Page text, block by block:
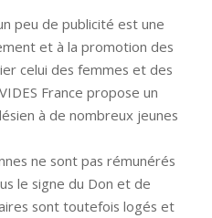
peu de publicité est une
et à la promotion des
celui des femmes et des
France propose un
à de nombreux jeunes
ne sont pas rémunérés
le signe du Don et de
sont toutefois logés et